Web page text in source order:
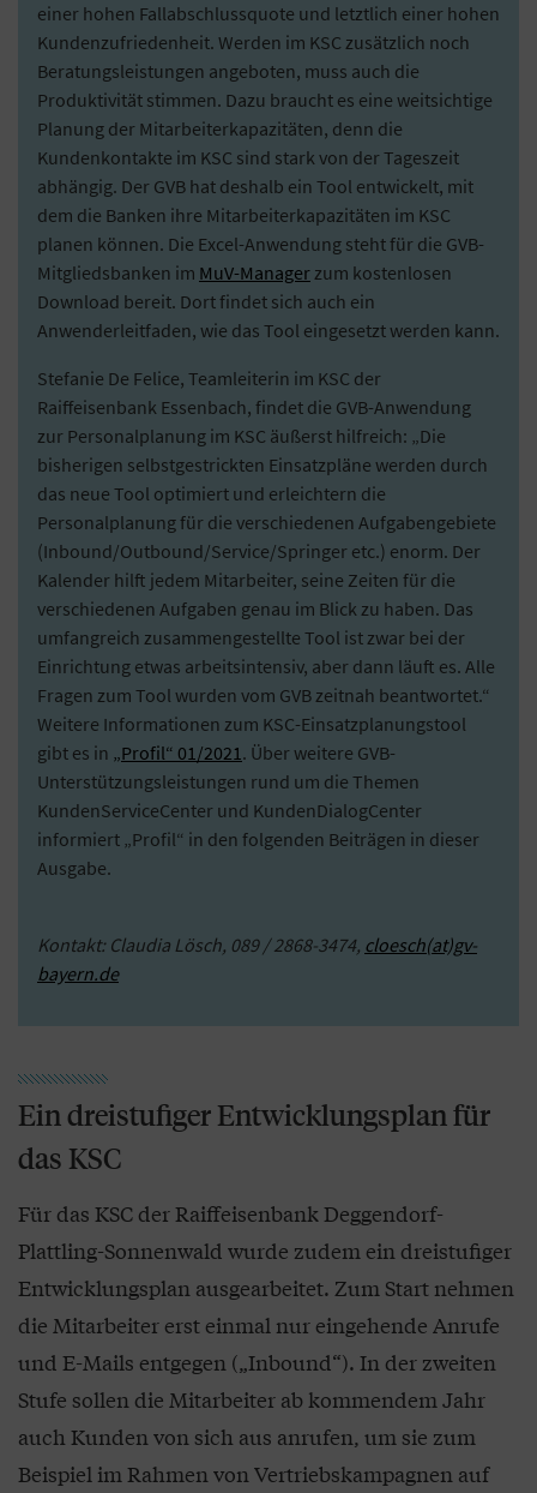
einer hohen Fallabschlussquote und letztlich einer hohen
Kundenzufriedenheit. Werden im KSC zusätzlich noch
Beratungsleistungen angeboten, muss auch die
Produktivität stimmen. Dazu braucht es eine weitsichtige
Planung der Mitarbeiterkapazitäten, denn die
Kundenkontakte im KSC sind stark von der Tageszeit
abhängig. Der GVB hat deshalb ein Tool entwickelt, mit
dem die Banken ihre Mitarbeiterkapazitäten im KSC
planen können. Die Excel-Anwendung steht für die GVB-
Mitgliedsbanken im MuV-Managerzum kostenlosen
Download bereit. Dort findet sich auch ein
Anwenderleitfaden, wie das Tool eingesetzt werden kann.
Stefanie De Felice, Teamleiterin im KSC der
Raiffeisenbank Essenbach, findet die GVB-Anwendung
zur Personalplanung im KSC äußerst hilfreich: „Die
bisherigen selbstgestrickten Einsatzpläne werden durch
das neue Tool optimiert und erleichtern die
Personalplanung für die verschiedenen Aufgabengebiete
(Inbound/Outbound/Service/Springer etc.) enorm. Der
Kalender hilft jedem Mitarbeiter, seine Zeiten für die
verschiedenen Aufgaben genau im Blick zu haben. Das
umfangreich zusammengestellte Tool ist zwar bei der
Einrichtung etwas arbeitsintensiv, aber dann läuft es. Alle
Fragen zum Tool wurden vom GVB zeitnah beantwortet.“
Weitere Informationen zum KSC-Einsatzplanungstool
gibt es in „Profil“ 01/2021. Über weitere GVB-
Unterstützungsleistungen rund um die Themen
KundenServiceCenter und KundenDialogCenter
informiert „Profil“ in den folgenden Beiträgen in dieser
Ausgabe.
Kontakt: Claudia Lösch, 089 / 2868-3474, cloesch(at)gv-
bayern.de
Ein dreistufiger Entwicklungsplan für
das KSC
Für das KSC der Raiffeisenbank Deggendorf-
Plattling-Sonnenwald wurde zudem ein dreistufiger
Entwicklungsplan ausgearbeitet. Zum Start nehmen
die Mitarbeiter erst einmal nur eingehende Anrufe
und E-Mails entgegen („Inbound“). In der zweiten
Stufe sollen die Mitarbeiter ab kommendem Jahr
auch Kunden von sich aus anrufen, um sie zum
Beispiel im Rahmen von Vertriebskampagnen auf